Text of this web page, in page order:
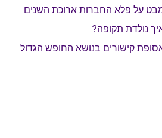
על פלא החברות ארוכת השנים
נולדת תקופה?
קישורים בנושא החופש הגדול